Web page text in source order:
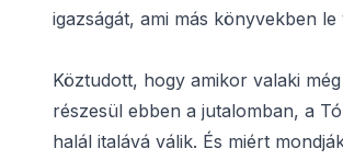
igazságát, ami más könyvekben le
Köztudott, hogy amikor valaki
részesül ebben a jutalomban, a
halál italává válik. És miért